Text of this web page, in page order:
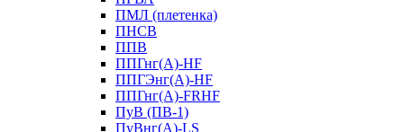
ПМЛ (плетенка)
ПНСВ
ППВ
ППГнг(А)-HF
ППГЭнг(А)-HF
ППГнг(А)-FRHF
ПуВ (ПВ-1)
ПуВнг(А)-LS